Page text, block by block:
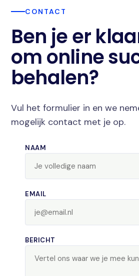
CONTACT
Ben je er
om online
behalen?
Vul het formulier in en we
mogelijk contact met je op.
NAAM
EMAIL
BERICHT